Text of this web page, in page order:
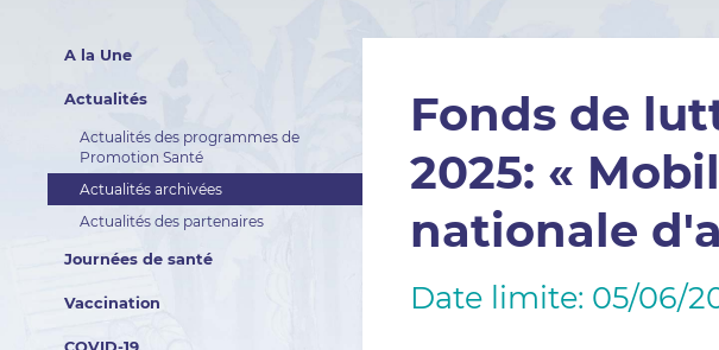
A la Une
Actualités
Actualités des programmes de
Promotion Santé
Actualités archivées
Actualités des partenaires
Journées de santé
Vaccination
Fonds de
2025: «
nationale
Date limite: 05/06/